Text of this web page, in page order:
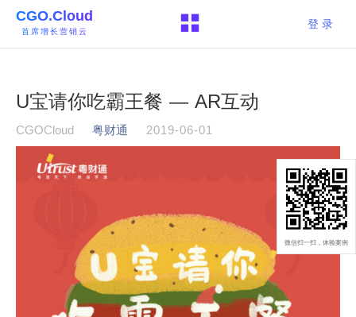
CGO.Cloud
首席增长营销云
登 录
微信扫一扫，体验案例
U宝请你吃霸王餐 — AR互动
CGOCloud 粤财通 2019-06-01